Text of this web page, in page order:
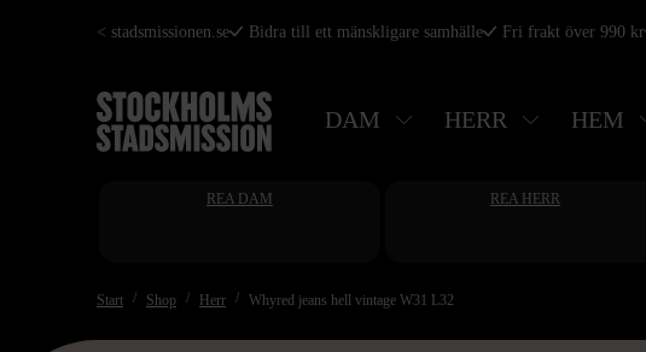
Hoppa
huvudinnehåll
< stadsmissionen.se Bidra till ett mänskligare samhälle Fri frakt över 990 kr
DAM HERR HEM
REA DAM REA HERR
Start Shop Herr Whyred jeans hell vintage W31 L32